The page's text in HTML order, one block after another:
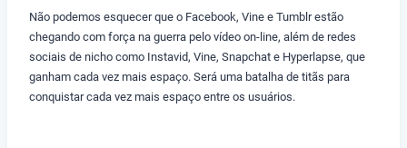
Não podemos esquecer que o Facebook, Vine e Tumblr estão
chegando com força na guerra pelo vídeo on-line, além de redes
sociais de nicho como Instavid, Vine, Snapchat e Hyperlapse, que
ganham cada vez mais espaço. Será uma batalha de titãs para
conquistar cada vez mais espaço entre os usuários.